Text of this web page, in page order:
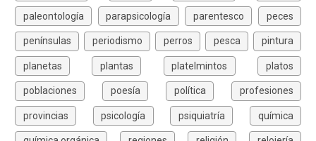
paleontología parapsicología parentesco peces
penínsulas periodismo perros pesca pintura
planetas plantas platelmintos platos
poblaciones poesía política profesiones
provincias psicología psiquiatría química